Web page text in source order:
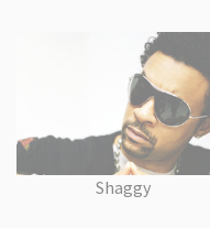
Shaggy